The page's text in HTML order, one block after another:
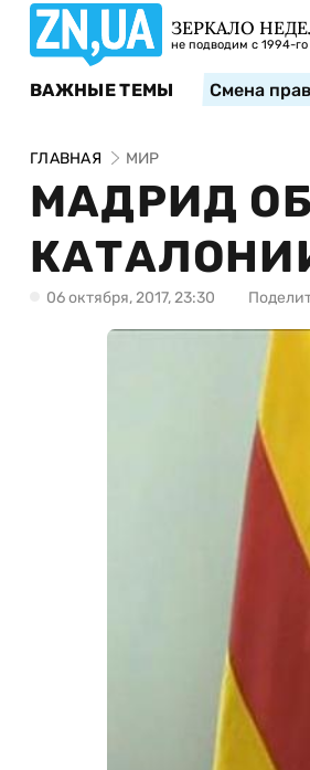
ЗЕРКАЛО
не подводим с 1994-го
ВАЖНЫЕ ТЕМЫ Смена
ГЛАВНАЯ МИР
МАДРИД
06 октября, 2017, 23:30